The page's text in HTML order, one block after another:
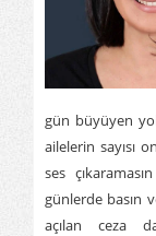
gün büyüyen
ailelerin sayısı
ses
günlerde basın
açılan ceza